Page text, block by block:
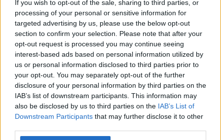
If you wish to opt-out of the sale, sharing to third parties, or
processing of your personal or sensitive information for
targeted advertising by us, please use the below opt-out
section to confirm your selection. Please note that after your
opt-out request is processed you may continue seeing
interest-based ads based on personal information utilized by
us or personal information disclosed to third parties prior to
your opt-out. You may separately opt-out of the further
disclosure of your personal information by third parties on the
IAB’s list of downstream participants. This information may
also be disclosed by us to third parties on the IAB’s List of
Downstream Participants that may further disclose it to other